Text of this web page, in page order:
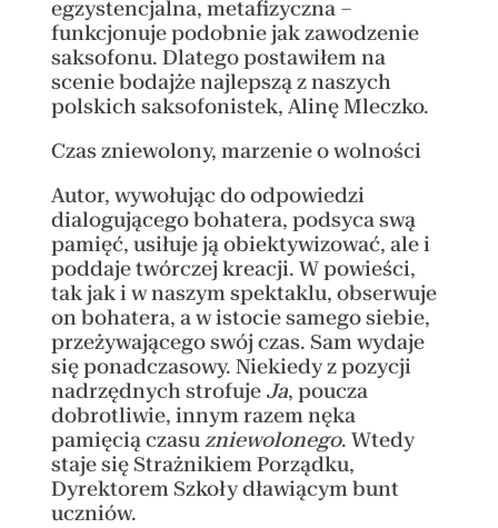
egzystencjalna, metafizyczna –
funkcjonuje podobnie jak zawodzenie
saksofonu. Dlatego postawiłem na
scenie bodajże najlepszą z naszych
polskich saksofonistek, Alinę Mleczko.
Czas zniewolony, marzenie o wolności
Autor, wywołując do odpowiedzi
dialogującego bohatera, podsyca swą
pamięć, usiłuje ją obiektywizować, ale i
poddaje twórczej kreacji. W powieści,
tak jak i w naszym spektaklu, obserwuje
on bohatera, a w istocie samego siebie,
przeżywającego swój czas. Sam wydaje
się ponadczasowy. Niekiedy z pozycji
nadrzędnych strofuje Ja, poucza
dobrotliwie, innym razem nęka
pamięcią czasu zniewolonego. Wtedy
staje się Strażnikiem Porządku,
Dyrektorem Szkoły dławiącym bunt
uczniów.